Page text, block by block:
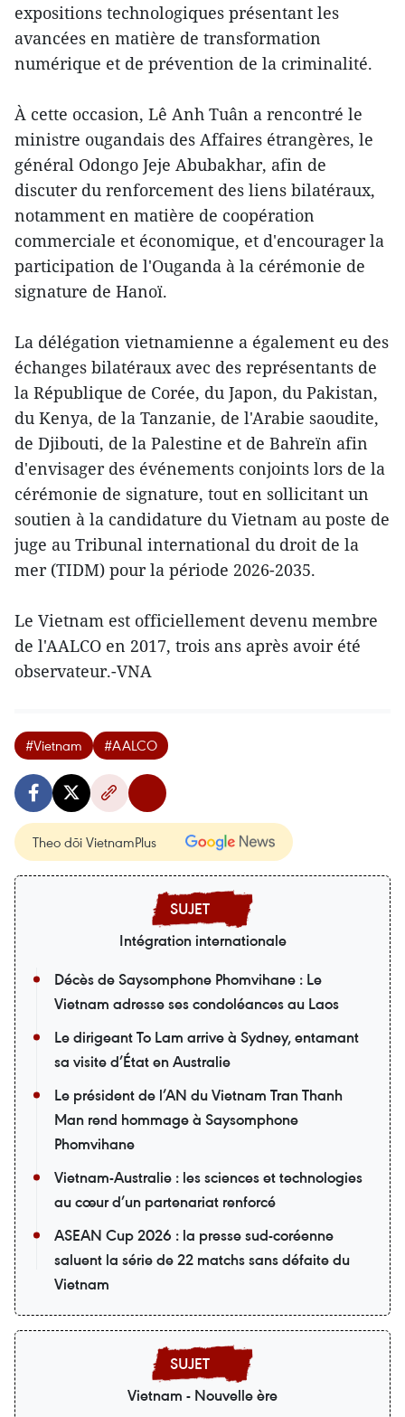
expositions technologiques présentant les
avancées en matière de transformation
numérique et de prévention de la criminalité.
À cette occasion, Lê Anh Tuân a rencontré le
ministre ougandais des Affaires étrangères, le
général Odongo Jeje Abubakhar, afin de
discuter du renforcement des liens bilatéraux,
notamment en matière de coopération
commerciale et économique, et d'encourager la
participation de l'Ouganda à la cérémonie de
signature de Hanoï.
La délégation vietnamienne a également eu des
échanges bilatéraux avec des représentants de
la République de Corée, du Japon, du Pakistan,
du Kenya, de la Tanzanie, de l'Arabie saoudite,
de Djibouti, de la Palestine et de Bahreïn afin
d'envisager des événements conjoints lors de la
cérémonie de signature, tout en sollicitant un
soutien à la candidature du Vietnam au poste de
juge au Tribunal international du droit de la
mer (TIDM) pour la période 2026-2035.
Le Vietnam est officiellement devenu membre
de l'AALCO en 2017, trois ans après avoir été
observateur.-VNA
#Vietnam #AALCO
Theo dõi VietnamPlus
Intégration internationale
Décès de Saysomphone Phomvihane : Le
Vietnam adresse ses condoléances au Laos
Le dirigeant To Lam arrive à Sydney, entamant
sa visite d’État en Australie
Le président de l’AN du Vietnam Tran Thanh
Man rend hommage à Saysomphone
Phomvihane
Vietnam-Australie : les sciences et technologies
au cœur d’un partenariat renforcé
ASEAN Cup 2026 : la presse sud-coréenne
saluent la série de 22 matchs sans défaite du
Vietnam
Vietnam - Nouvelle ère